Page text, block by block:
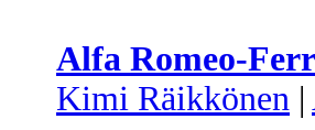
Alfa Romeo-
Kimi Räikkönen |